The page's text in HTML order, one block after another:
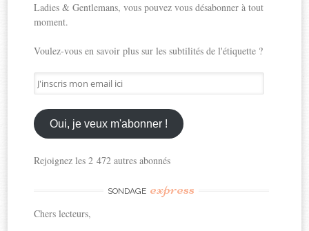
Ladies & Gentlemans, vous pouvez vous désabonner à tout
moment.
Voulez-vous en savoir plus sur les subtilités de l'étiquette ?
J'inscris
mon
email
ici
Oui, je veux m'abonner !
Rejoignez les 2 472 autres abonnés
SONDAGE express
Chers lecteurs,